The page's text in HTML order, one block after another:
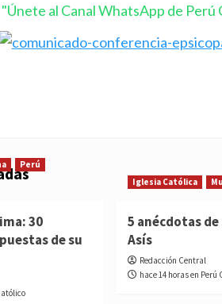
"Únete al Canal WhatsApp de Perú
Perú
30
de su
Iglesia Católica
5 anécdotas
Asís
Redacción Central
hace 14 horas en Perú